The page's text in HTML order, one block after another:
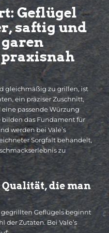
Geflügel
saftig und
gleichmäßig zu grillen, ist
ein präziser Zuschnitt,
passende Würzung
bilden das Fundament für
werden bei Vale’s
Sorgfalt behandelt,
zu
die man
gegrillten Geflügels beginnt
der Zutaten. Bei Vale’s